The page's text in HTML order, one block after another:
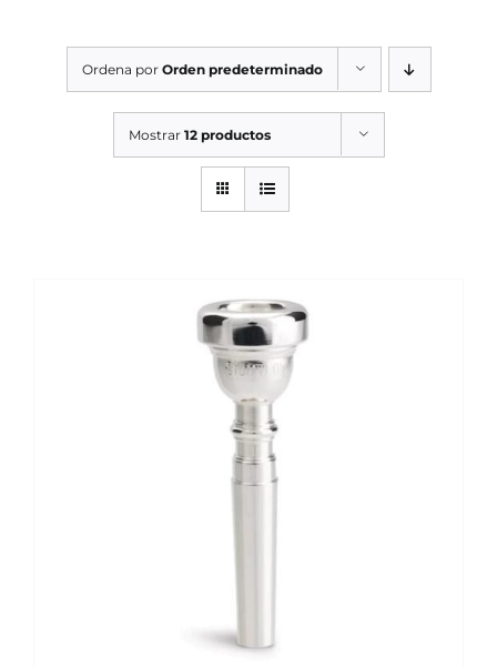
SERVICIOS TALLER
OCASIÓN
Ordena por Orden predeterminado
Mostrar 12 productos